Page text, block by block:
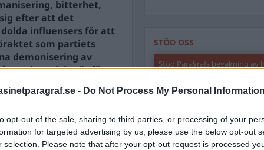
- Do Not Process My Personal Information
opt-out of the sale, sharing to third parties, or processing of your
for targeted advertising by us, please use the below opt-out
selection. Please note that after your opt-out request is processed
bitterhet,
efter att det
influensers för att
som partiets
demonisering av
sig vad det är för
generationer.
och förgiftat sedan
STÖD OSS
Stöd Para§rafs bevakning av